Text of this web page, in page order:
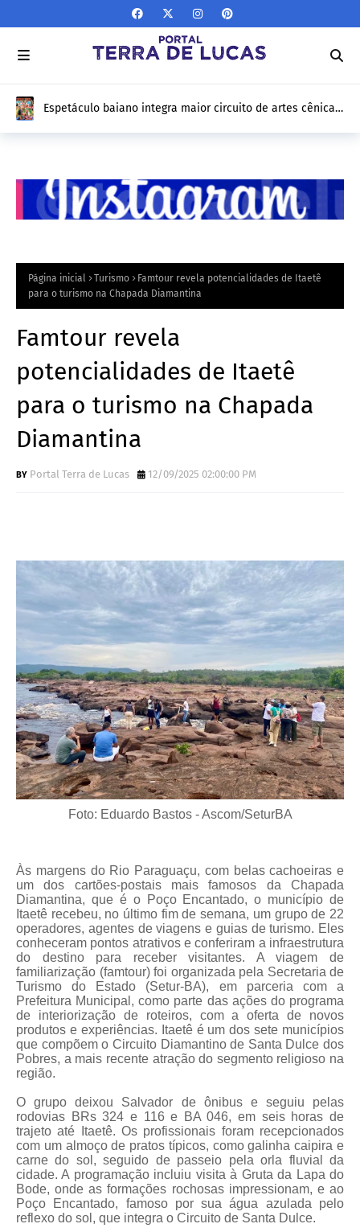
Coletivos Bahia pela Paz registram mais de 12 mil
resultados de 1 ano nesta sexta-feira (10/04)
Página inicial Turismo
Famtour revela potencialidades de Itaetê
para o turismo na Chapada Diamantina
Famtour revela
potencialidades de Itaetê
para o turismo na Chapada
Diamantina
Portal Terra de Lucas 12/09/2025 02:00:00 PM
Foto: Eduardo Bastos - Ascom/SeturBA
Às margens do Rio Paraguaçu, com belas cachoeiras e
um dos cartões-postais mais famosos da Chapada
Diamantina, que é o Poço Encantado, o município de
Itaetê recebeu, no último fim de semana, um grupo de 22
operadores, agentes de viagens e guias de turismo. Eles
conheceram pontos atrativos e conferiram a infraestrutura
do destino para receber visitantes. A viagem de
familiarização (famtour) foi organizada pela Secretaria de
Turismo do Estado (Setur-BA), em parceria com a
Prefeitura Municipal, como parte das ações do programa
de interiorização de roteiros, com a oferta de novos
produtos e experiências. Itaetê é um dos sete municípios
que compõem o Circuito Diamantino de Santa Dulce dos
Pobres, a mais recente atração do segmento religioso na
região.
O grupo deixou Salvador de ônibus e seguiu pelas
rodovias BRs 324 e 116 e BA 046, em seis horas de
trajeto até Itaetê. Os profissionais foram recepcionados
com um almoço de pratos típicos, como galinha caipira e
carne do sol, seguido de passeio pela orla fluvial da
cidade. A programação incluiu visita à Gruta da Lapa do
Bode, onde as formações rochosas impressionam, e ao
Poço Encantado, famoso por sua água azulada pelo
reflexo do sol, que integra o Circuito de Santa Dulce.